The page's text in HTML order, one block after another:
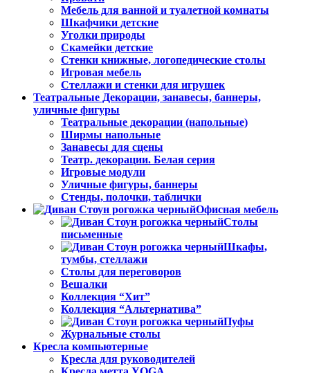
Мебель для ванной и туалетной комнаты
Шкафчики детские
Уголки природы
Скамейки детские
Стенки книжные, логопедические столы
Игровая мебель
Стеллажи и стенки для игрушек
Театральные Декорации, занавесы, баннеры,
уличные фигуры
Театральные декорации (напольные)
Ширмы напольные
Занавесы для сцены
Театр. декорации. Белая серия
Игровые модули
Уличные фигуры, баннеры
Стенды, полочки, таблички
Офисная мебель
Столы
письменные
Шкафы,
тумбы, стеллажи
Столы для переговоров
Вешалки
Коллекция “Хит”
Коллекция “Альтернатива”
Пуфы
Журнальные столы
Кресла компьютерные
Кресла для руководителей